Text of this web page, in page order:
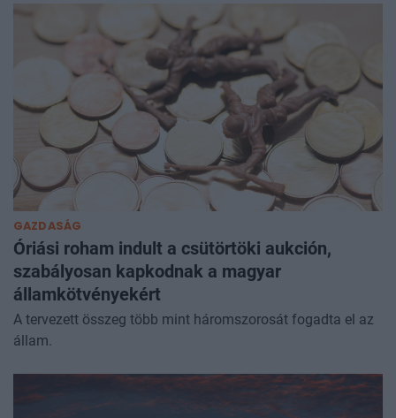
GAZDASÁG
Óriási roham indult a csütörtöki aukción,
szabályosan kapkodnak a magyar
államkötvényekért
A tervezett összeg több mint háromszorosát fogadta el az
állam.